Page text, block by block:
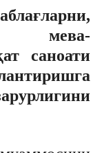
мева-
саноати